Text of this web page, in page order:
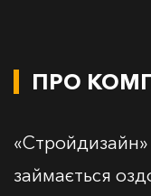
ПРО
«Стройдизайн»
займається